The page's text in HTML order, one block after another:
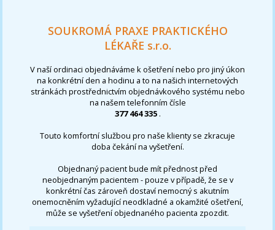
SOUKROMÁ PRAXE PRAKTICKÉHO
LÉKAŘE s.r.o.
V naší ordinaci objednáváme k ošetření nebo pro jiný úkon
na konkrétní den a hodinu a to na našich internetových
stránkách prostřednictvím objednávkového systému nebo
na našem telefonním čísle
377 464 335 .
Touto komfortní službou pro naše klienty se zkracuje
doba čekání na vyšetření.
Objednaný pacient bude mít přednost před
neobjednaným pacientem - pouze v případě, že se v
konkrétní čas zároveň dostaví nemocný s akutním
onemocněním vyžadující neodkladné a okamžité ošetření,
může se vyšetření objednaného pacienta zpozdit.